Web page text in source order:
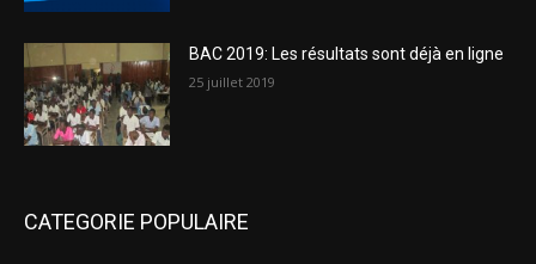
BAC 2019: Les résultats sont déjà en ligne
25 juillet 2019
CATEGORIE POPULAIRE